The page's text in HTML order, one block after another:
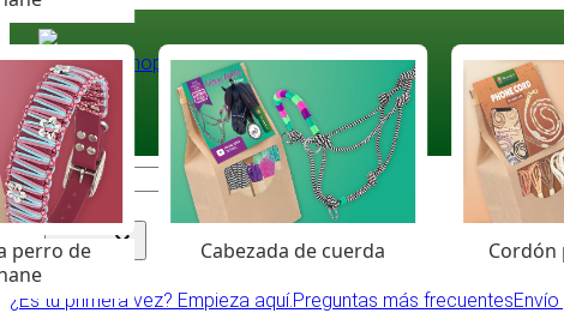
Paracord
Coloured Cord Paradise
Surtido
perro de
Cabezada de cuerda Cordón
¿Es tu primera vez? Empieza aquí.Preguntas más frecuentes